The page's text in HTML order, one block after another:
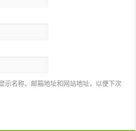
示名称、邮箱地址和网站地址，以便下次